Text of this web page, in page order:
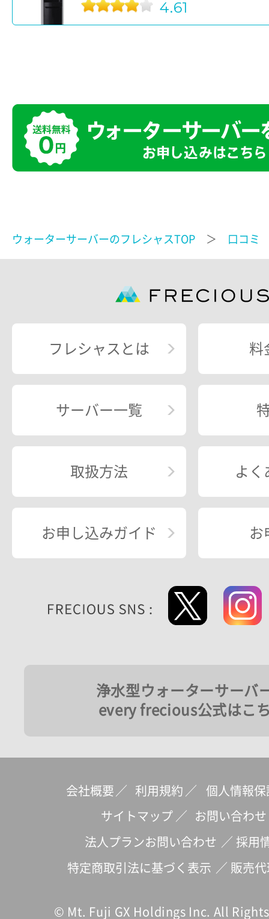
4.61
ウォーターサーバーのフレシャスTOP ＞ 口コミ
フレシャスとは 料
サーバー一覧
取扱方法 よく
お申し込みガイド お
浄水型ウォーターサーバ
every frecious公式はこ
会社概要 ／ 利用規約 ／ 個人情報保
サイトマップ ／ お問い合わせ
法人プランお問い合わせ ／ 採用
特定商取引法に基づく表示 ／ 販売
© Mt. Fuji GX Holdings Inc. All